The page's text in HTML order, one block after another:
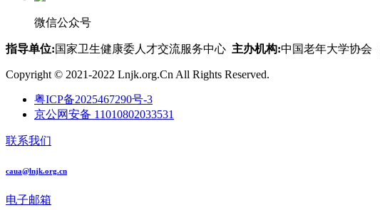
微信公众号
指导单位:国家卫生健康委人才交流服务中心 主办机构:中国老年大学协会
Copyright © 2021-2022 Lnjk.org.Cn All Rights Reserved.
粤ICP备2025467290号-3
京公网安备 11010802033531
联系我们
caua@lnjk.org.cn
电子邮箱